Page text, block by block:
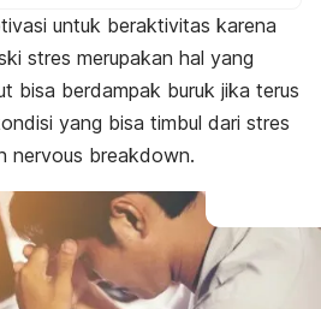
untuk beraktivitas karena
stres merupakan hal yang
bisa berdampak buruk jika terus
yang bisa timbul dari stres
nervous breakdown.